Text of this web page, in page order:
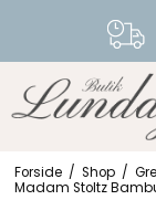
Forside / Shop /
Madam Stoltz